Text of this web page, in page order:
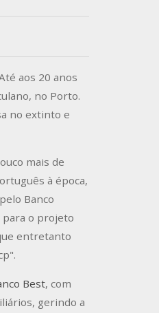
aos 20 anos
no Porto.
no extinto e
mais de
à época,
Banco
para o projeto
entretanto
Best, com
gerindo a